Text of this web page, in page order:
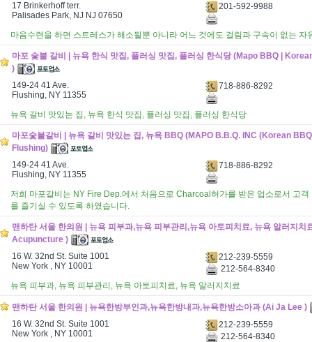
17 Brinkerhoff terr.
Palisades Park, NJ NJ 07650
201-592-9988
마음수련을 하면 스트레스가 해소될뿐 아니라 어느 것에도 걸림과 구속이 없는 자
마포 숯불 갈비 | 뉴욕 한식 맛집, 플러싱 맛집, 플러싱 한식당 (Mapo BBQ |
)
149-24 41 Ave.
Flushing, NY 11355
718-886-8292
뉴욕 갈비 맛있는 집, 뉴욕 한식 맛집, 플러싱 맛집, 플러싱 한식당
마포숯불갈비 | 뉴욕 갈비 맛있는 집, 뉴욕 BBQ (MAPO B.B.Q. INC (Korean
Flushing)
149-24 41 Ave.
Flushing, NY 11355
718-886-8292
저희 마포갈비는 NY Fire Dep.에서 처음으로 Charcoal허가를 받은 업소로서 고
를 즐기실 수 있도록 하였습니다.
맨하탄 서울 한의원 | 뉴욕 피부과,뉴욕 피부관리,뉴욕 아토피치료, 뉴욕 알러지치
Acupuncture )
16 W. 32nd St. Suite 1001
New York , NY 10001
212-239-5559
212-564-8340
뉴욕 피부과, 뉴욕 피부관리, 뉴욕 아토피치료, 뉴욕 알러지치료
맨하탄 서울 한의원 | 뉴욕한방부인과,뉴욕한방내과,뉴욕한방소아과 (Ai Ja Lee )
16 W. 32nd St. Suite 1001
New York , NY 10001
212-239-5559
212-564-8340